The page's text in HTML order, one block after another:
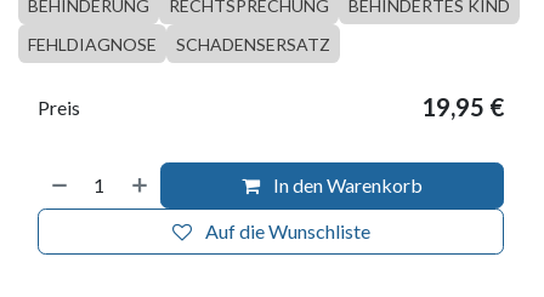
BEHINDERUNG RECHTSPRECHUNG
BEHINDERTES KIND
FEHLDIAGNOSE
SCHADENSERSATZ
In den Warenkorb
Auf die Wunschliste
Preis 19,95 €